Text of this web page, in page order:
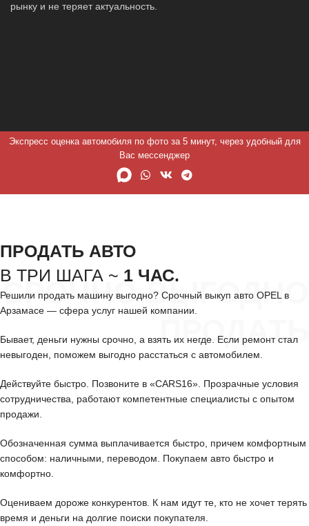
рынку и не теряет актуальность.
Экспресс оценка автомобиля по фото за 5 минут, через удобный для
Вас мессенджер
СРОЧНО ВЫГОДНО
ПРОДАТЬ
ПРОДАТЬ АВТО
В ТРИ ШАГА ~ 1 ЧАС.
Решили продать машину выгодно? Срочный выкуп авто OPEL в
Арзамасе — сфера услуг нашей компании.
Бывает, деньги нужны срочно, а взять их негде. Если ремонт стал
невыгоден, поможем выгодно расстаться с автомобилем.
Действуйте быстро. Позвоните в «CARS16». Прозрачные условия
сотрудничества, работают компетентные специалисты с опытом
продажи.
Обозначенная сумма выплачивается быстро, причем комфортным
способом: наличными, переводом. Покупаем авто быстро и
комфортно.
Оцениваем дороже конкурентов. К нам идут те, кто не хочет терять
время и деньги на долгие поиски покупателя.